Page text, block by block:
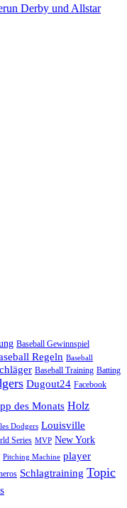
Derby und Allstar
Baseball Gewinnspiel
Regeln Baseball
Baseball Training Batting
Dugout24 Facebook
des Monats Holz
Dodgers Louisville
Series MVP New York
Pitching Machine player
Schlagtraining Topic